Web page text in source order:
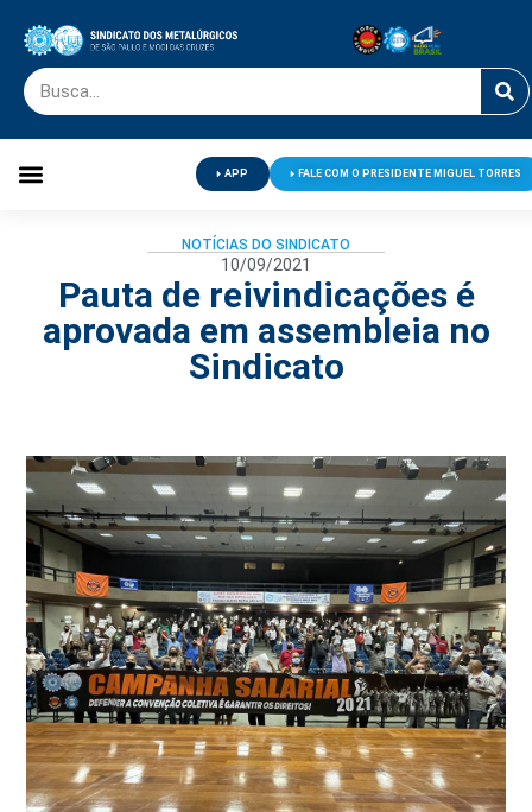
APP FALE COM O PRESIDENTE MIGUEL TORRES
NOTÍCIAS DO SINDICATO
10/09/2021
Pauta de reivindicações é
aprovada em assembleia no
Sindicato